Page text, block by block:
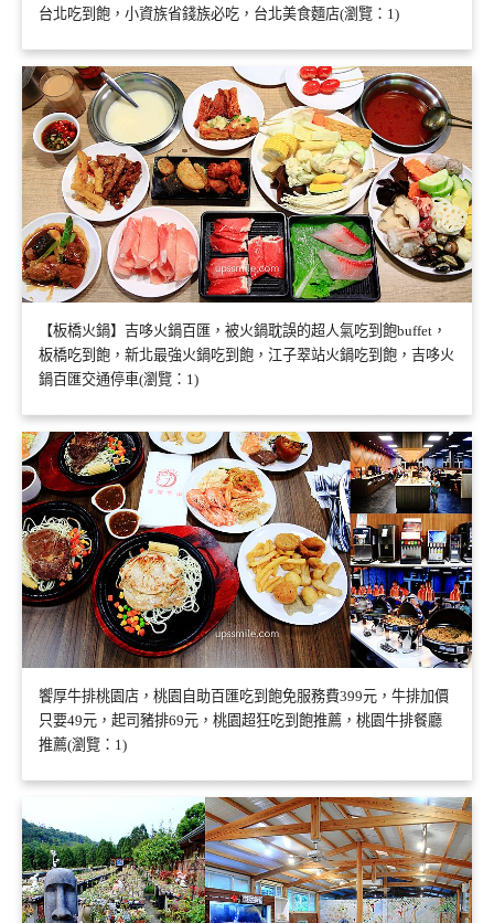
台北吃到飽，小資族省錢族必吃，台北美食麵店(瀏覽：1)
【板橋火鍋】吉哆火鍋百匯，被火鍋耽誤的超人氣吃到飽buffet，
板橋吃到飽，新北最強火鍋吃到飽，江子翠站火鍋吃到飽，吉哆火
鍋百匯交通停車(瀏覽：1)
饗厚牛排桃園店，桃園自助百匯吃到飽免服務費399元，牛排加價
只要49元，起司豬排69元，桃園超狂吃到飽推薦，桃園牛排餐廳
推薦(瀏覽：1)